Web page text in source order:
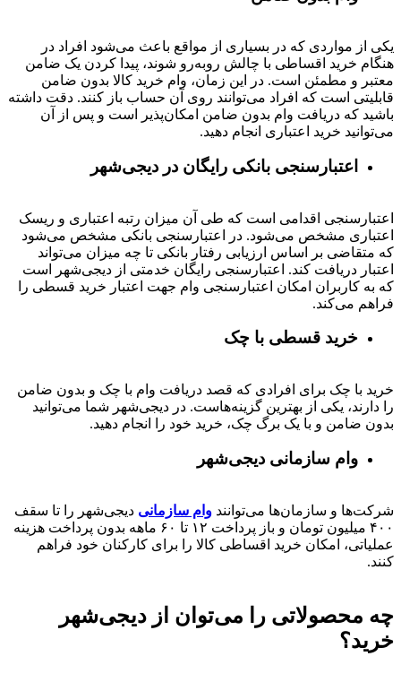
یکی از مواردی که در بسیاری از مواقع باعث می‌شود افراد در
هنگام خرید اقساطی با چالش روبه‌رو شوند، پیدا کردن یک ضامن
معتبر و مطمئن است. در این زمان، وام خرید کالا بدون ضامن
قابلیتی است که افراد می‌توانند روی آن حساب باز کنند. دقت داشته
باشید که دریافت وام بدون ضامن امکان‌پذیر است و پس از آن
می‌توانید خرید اعتباری انجام دهید.
اعتبارسنجی بانکی رایگان در دیجی‌شهر
اعتبارسنجی اقدامی است که طی آن میزان رتبه اعتباری و ریسک
اعتباری مشخص می‌شود. در اعتبارسنجی بانکی مشخص می‌شود
که متقاضی بر اساس ارزیابی رفتار بانکی تا چه میزان می‌تواند
اعتبار دریافت کند. اعتبارسنجی رایگان خدمتی از دیجی‌شهر است
که به کاربران امکان اعتبارسنجی وام جهت اعتبار خرید قسطی را
فراهم می‌کند.
خرید قسطی با چک
خرید با چک برای افرادی که قصد دریافت وام با چک و بدون ضامن
را دارند، یکی از بهترین گزینه‌هاست. در دیجی‌شهر شما می‌توانید
بدون ضامن و با یک برگ چک، خرید خود را انجام دهید.
وام سازمانی دیجی‌شهر
شرکت‌ها و سازمان‌ها می‌توانند وام سازمانی دیجی‌شهر را تا سقف
۴۰۰ میلیون تومان و باز پرداخت ۱۲ تا ۶۰
ماهه بدون پرداخت هزینه
عملیاتی، امکان خرید اقساطی کالا را برای کارکنان خود فراهم
کنند.
چه محصولاتی را می‌توان از دیجی‌شهر
خرید؟